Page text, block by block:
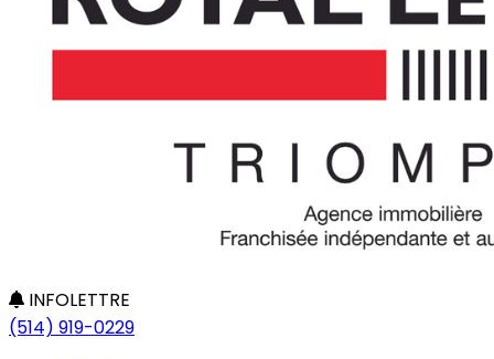
INFOLETTRE
(514) 919-0229